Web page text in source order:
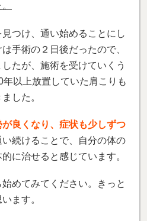
つけ、通い始めることにし
手術の２日後だったので、
たが、施術を受けていくう
以上放置していた肩こりも
した。
良くなり、症状も少しずつ
い続けることで、自分の体の
に治せると感じています。
めてみてください。きっと
ます。